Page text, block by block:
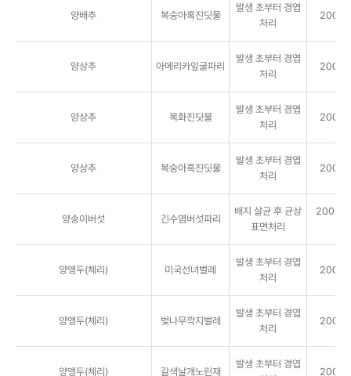
양배추 복숭아혹진딧물
발생 초부터 경엽
처리
2000
양상추 아메리카잎굴파리
발생 초부터 경엽
처리
2000
양상추 목화진딧물
발생 초부터 경엽
처리
2000
양상추 복숭아혹진딧물
발생 초부터 경엽
처리
2000
양송이버섯 긴수염버섯파리
배지 살균 후 균상
표면처리
2000배
양앵두(체리) 미국선녀벌레
발생 초부터 경엽
처리
2000
양앵두(체리) 벚나무깍지벌레
발생 초부터 경엽
처리
2000
양앵두(체리) 갈색날개노린재
발생 초부터 경엽
2000